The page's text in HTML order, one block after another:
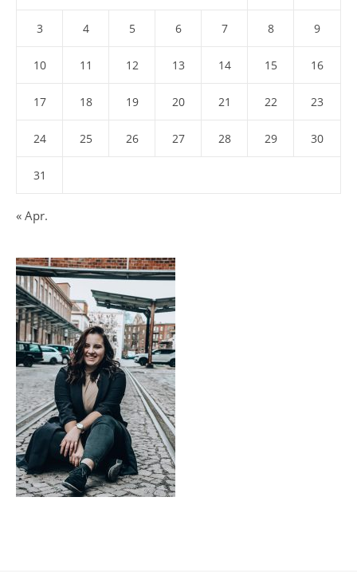
3 4 5 6 7 8 9
10 11 12 13 14 15 16
17 18 19 20 21 22 23
24 25 26 27 28 29 30
31
« Apr.